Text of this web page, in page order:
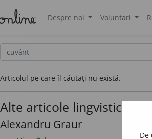
Despre noi Voluntari
Articolul pe care îl căutați nu există.
Alte articole lingvistice
Alexandru Graur
De